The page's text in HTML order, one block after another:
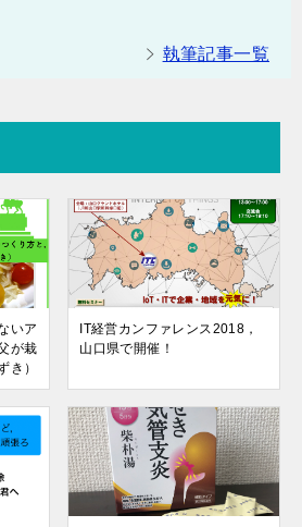
執筆記事一覧
いア
が栽
き）
IT経営カンファレンス2018，
山口県で開催！